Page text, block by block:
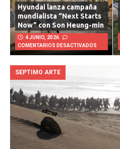
Hyundai lanza campaña
mundialista “Next Starts
Now” con Son Heung-min
4 JUNIO, 2026
COMENTARIOS DESACTIVADOS
SEPTIMO ARTE